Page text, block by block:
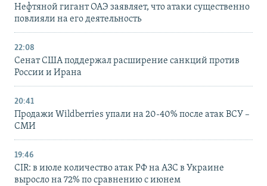
Нефтяной гигант ОАЭ заявляет, что атаки существенно
повлияли на его деятельность
22:08
Сенат США поддержал расширение санкций против
России и Ирана
20:41
Продажи Wildberries упали на 20-40% после атак ВСУ –
СМИ
19:46
CIR: в июле количество атак РФ на АЗС в Украине
выросло на 72% по сравнению с июнем